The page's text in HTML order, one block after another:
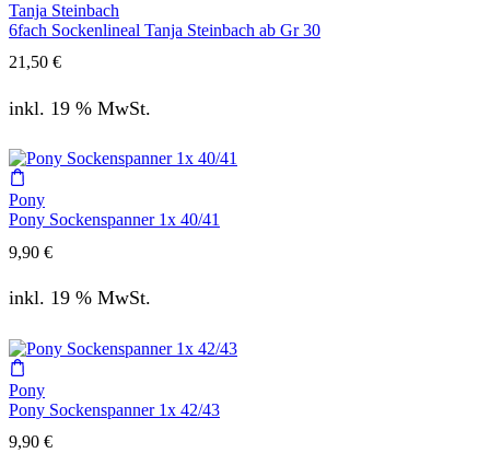
Tanja Steinbach
6fach Sockenlineal Tanja Steinbach ab Gr 30
21,50 €
inkl. 19 % MwSt.
Pony
Pony Sockenspanner 1x 40/41
9,90 €
inkl. 19 % MwSt.
Pony
Pony Sockenspanner 1x 42/43
9,90 €